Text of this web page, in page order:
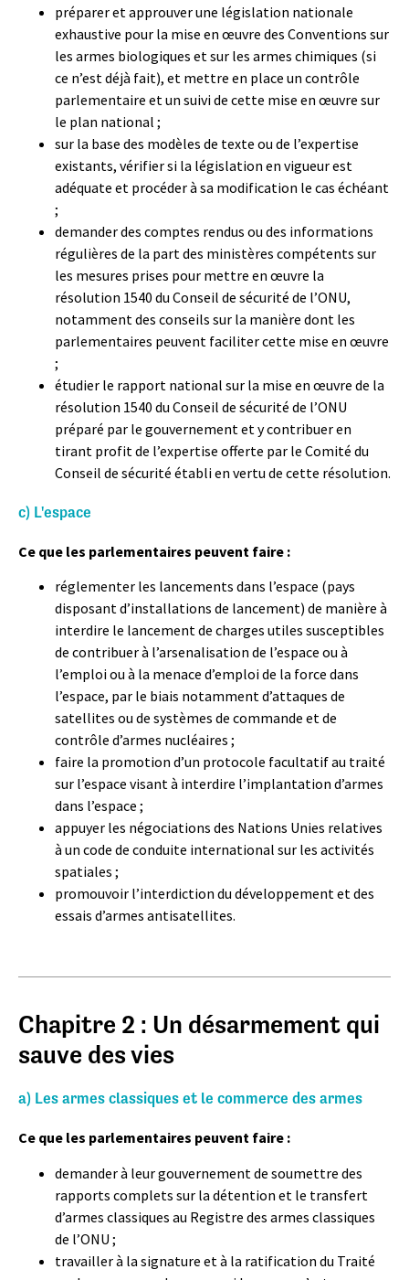
préparer et approuver une législation nationale
exhaustive pour la mise en œuvre des Conventions sur
les armes biologiques et sur les armes chimiques (si
ce n’est déjà fait), et mettre en place un contrôle
parlementaire et un suivi de cette mise en œuvre sur
le plan national ;
sur la base des modèles de texte ou de l’expertise
existants, vérifier si la législation en vigueur est
adéquate et procéder à sa modification le cas échéant
;
demander des comptes rendus ou des informations
régulières de la part des ministères compétents sur
les mesures prises pour mettre en œuvre la
résolution 1540 du Conseil de sécurité de l’ONU,
notamment des conseils sur la manière dont les
parlementaires peuvent faciliter cette mise en œuvre
;
étudier le rapport national sur la mise en œuvre de la
résolution 1540 du Conseil de sécurité de l’ONU
préparé par le gouvernement et y contribuer en
tirant profit de l’expertise offerte par le Comité du
Conseil de sécurité établi en vertu de cette résolution.
c) L'espace
Ce que les parlementaires peuvent faire :
réglementer les lancements dans l’espace (pays
disposant d’installations de lancement) de manière à
interdire le lancement de charges utiles susceptibles
de contribuer à l’arsenalisation de l’espace ou à
l’emploi ou à la menace d’emploi de la force dans
l’espace, par le biais notamment d’attaques de
satellites ou de systèmes de commande et de
contrôle d’armes nucléaires ;
faire la promotion d’un protocole facultatif au traité
sur l’espace visant à interdire l’implantation d’armes
dans l’espace ;
appuyer les négociations des Nations Unies relatives
à un code de conduite international sur les activités
spatiales ;
promouvoir l’interdiction du développement et des
essais d’armes antisatellites.
Chapitre 2 : Un désarmement qui
sauve des vies
a) Les armes classiques et le commerce des armes
Ce que les parlementaires peuvent faire :
demander à leur gouvernement de soumettre des
rapports complets sur la détention et le transfert
d’armes classiques au Registre des armes classiques
de l’ONU ;
travailler à la signature et à la ratification du Traité